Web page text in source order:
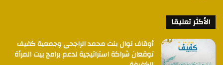
الأكثر تعليقا
أوقاف نوال بنت محمد الراجحي وجمعية كفيف
توقعان شراكة استراتيجية لدعم برامج بيت المرأة